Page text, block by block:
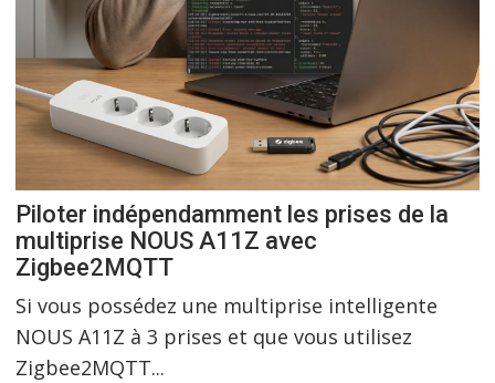
Piloter indépendamment les prises de la
multiprise NOUS A11Z avec
Zigbee2MQTT
Si vous possédez une multiprise intelligente
NOUS A11Z à 3 prises et que vous utilisez
Zigbee2MQTT...